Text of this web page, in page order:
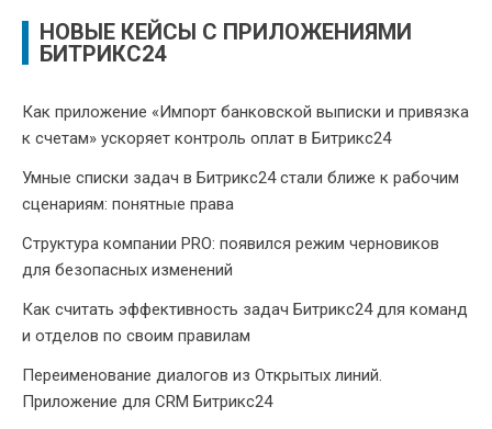
НОВЫЕ КЕЙСЫ С ПРИЛОЖЕНИЯМИ
БИТРИКС24
Как приложение «Импорт банковской выписки и привязка
к счетам» ускоряет контроль оплат в Битрикс24
Умные списки задач в Битрикс24 стали ближе к рабочим
сценариям: понятные права
Структура компании PRO: появился режим черновиков
для безопасных изменений
Как считать эффективность задач Битрикс24 для команд
и отделов по своим правилам
Переименование диалогов из Открытых линий.
Приложение для CRM Битрикс24